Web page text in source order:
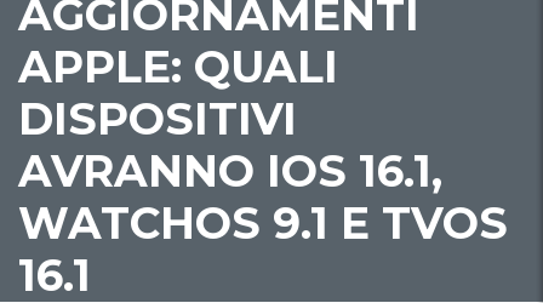
AGGIORNAMENTI
APPLE: QUALI
DISPOSITIVI
AVRANNO IOS 16.1,
WATCHOS 9.1 E TVOS
16.1